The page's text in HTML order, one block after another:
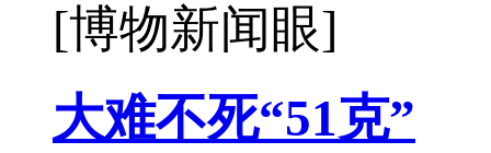
[博物新闻眼]
大难不死“51克”